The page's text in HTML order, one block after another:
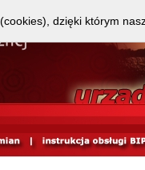
dzięki którym